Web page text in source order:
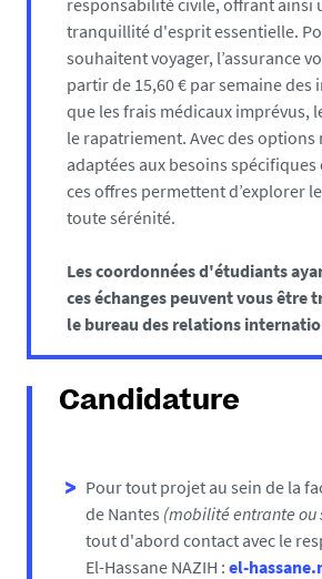
responsabilité civile, offrant ainsi
tranquillité d'esprit essentielle.
souhaitent voyager, l’assurance
partir de 15,60 € par semaine des
que les frais médicaux imprévus,
le rapatriement. Avec des
adaptées aux besoins
ces offres permettent d’explorer
toute sérénité.
Les coordonnées d'étudiants
ces échanges peuvent vous être
le bureau des relations
Candidature
Pour tout projet au sein de la
de Nantes (mobilité entrante ou
tout d'abord contact avec le
El-Hassane NAZIH : el-